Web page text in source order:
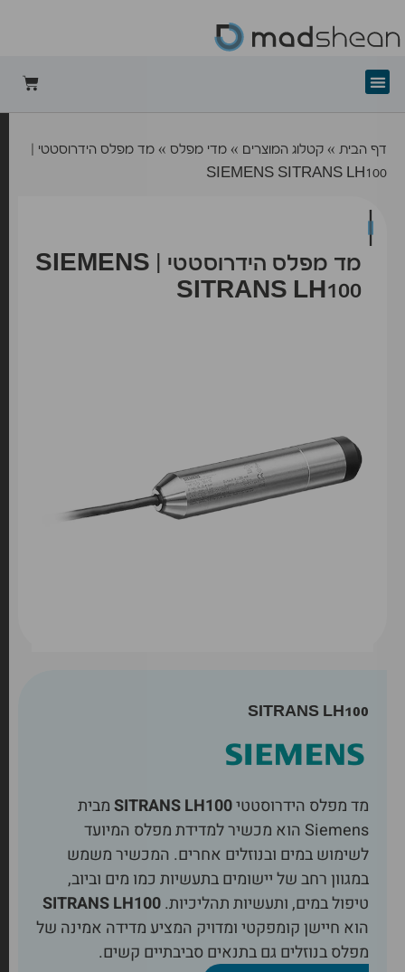
דף הבית » קטלוג המוצרים » מדי מפלס » מד מפלס הידרוסטטי |
SIEMENS SITRANS LH100
מד מפלס הידרוסטטי | SIEMENS
SITRANS LH100
SITRANS LH100
מד מפלס הידרוסטטיSITRANS LH100מבית
Siemens הוא מכשיר למדידת מפלס המיועד
לשימוש במים ובנוזלים אחרים. המכשיר משמש
במגוון רחב של יישומים בתעשיות כמו מים וביוב,
טיפול במים, ותעשיות תהליכיות.SITRANS LH100
הוא חיישן קומפקטי ומדויק המציע מדידה אמינה של
מפלס בנוזלים גם בתנאים סביבתיים קשים.